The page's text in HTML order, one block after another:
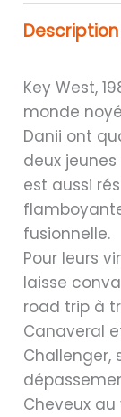
Description
Key West,
monde
Danii ont
deux
est aussi
fusionnelle.
Pour leurs
laisse
road trip à
Canaveral
Challenger,
Cheveux